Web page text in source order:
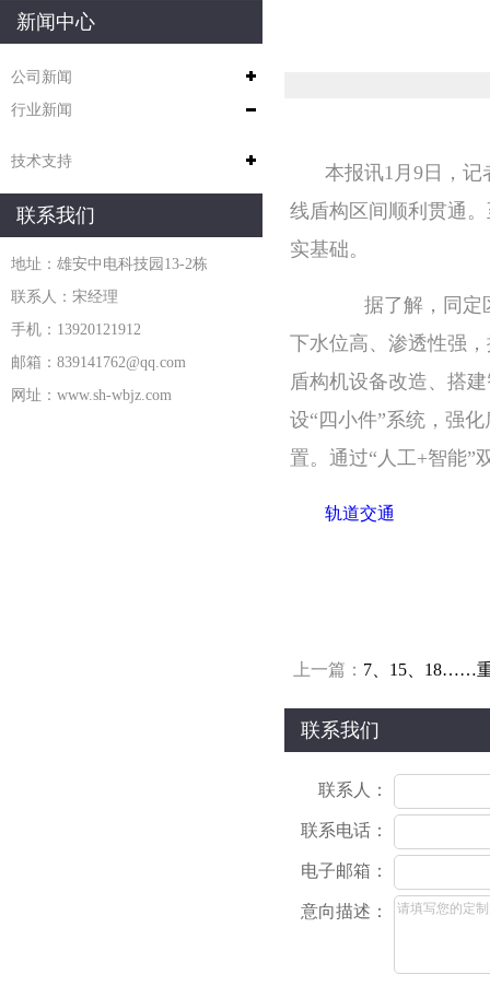
新闻中心
公司新闻
行业新闻
技术支持
联系我们
地址：雄安中电科技园13-2栋
联系人：宋经理
手机：13920121912
邮箱：839141762@qq.com
网址：www.sh-wbjz.com
本报讯1月9日，
线盾构区间顺利贯通
实基础。
据了解，同定区
下水位高、渗透性强
盾构机设备改造、搭
设“四小件”系统，强
置。通过“人工+智能”
轨道交通
上一篇： 7、15、18……
联系我们
联系人：
联系电话：
电子邮箱：
意向描述：